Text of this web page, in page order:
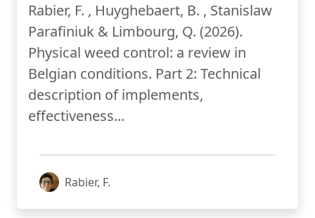
Rabier, F. , Huyghebaert, B. , Stanislaw
Parafiniuk & Limbourg, Q. (2026).
Physical weed control: a review in
Belgian conditions. Part 2: Technical
description of implements,
effectiveness...
Rabier, F.